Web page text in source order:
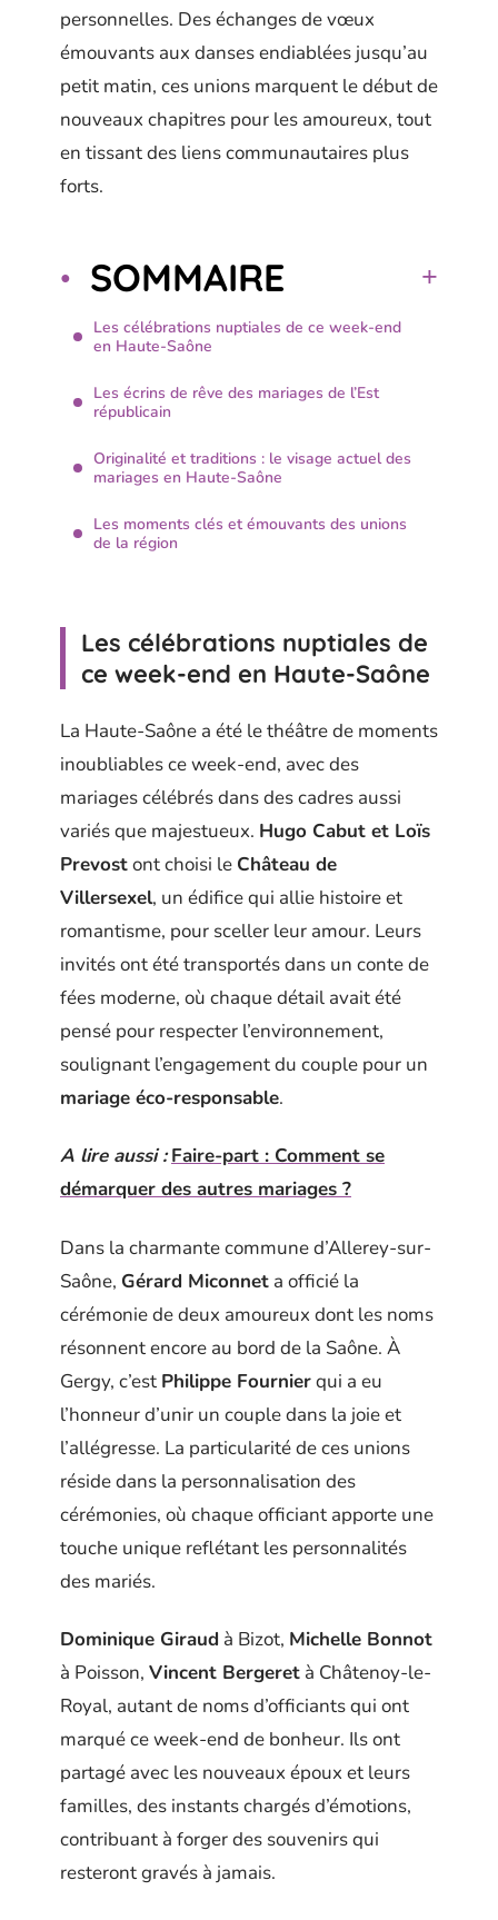
personnelles. Des échanges de vœux
émouvants aux danses endiablées jusqu’au
petit matin, ces unions marquent le début de
nouveaux chapitres pour les amoureux, tout
en tissant des liens communautaires plus
forts.
SOMMAIRE
Les célébrations nuptiales de ce week-end
en Haute-Saône
Les écrins de rêve des mariages de l’Est
républicain
Originalité et traditions : le visage actuel des
mariages en Haute-Saône
Les moments clés et émouvants des unions
de la région
Les célébrations nuptiales de
ce week-end en Haute-Saône
La Haute-Saône a été le théâtre de moments
inoubliables ce week-end, avec des
mariages célébrés dans des cadres aussi
variés que majestueux. Hugo Cabut et Loïs
Prevostont choisi le Château de
Villersexel, un édifice qui allie histoire et
romantisme, pour sceller leur amour. Leurs
invités ont été transportés dans un conte de
fées moderne, où chaque détail avait été
pensé pour respecter l’environnement,
soulignant l’engagement du couple pour un
mariage éco-responsable.
A lire aussi : Faire-part : Comment se
démarquer des autres mariages ?
Dans la charmante commune d’Allerey-sur-
Saône, Gérard Miconnet a officié la
cérémonie de deux amoureux dont les noms
résonnent encore au bord de la Saône. À
Gergy, c’est Philippe Fournierqui a eu
l’honneur d’unir un couple dans la joie et
l’allégresse. La particularité de ces unions
réside dans la personnalisation des
cérémonies, où chaque officiant apporte une
touche unique reflétant les personnalités
des mariés.
Dominique Giraud à Bizot, Michelle Bonnot
à Poisson, Vincent Bergeret à Châtenoy-le-
Royal, autant de noms d’officiants qui ont
marqué ce week-end de bonheur. Ils ont
partagé avec les nouveaux époux et leurs
familles, des instants chargés d’émotions,
contribuant à forger des souvenirs qui
resteront gravés à jamais.